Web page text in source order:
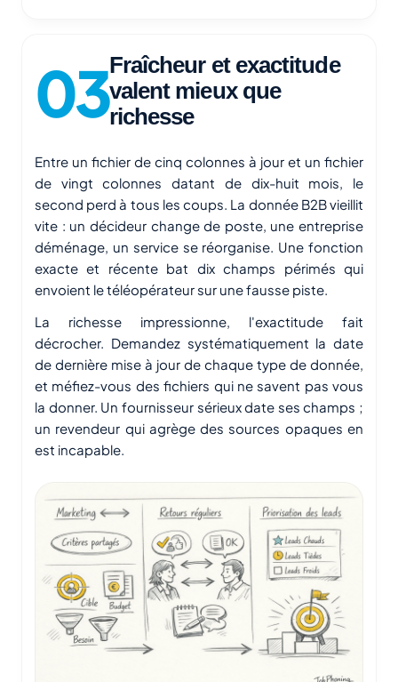
Fraîcheur et exactitude
valent mieux que
richesse
Entre un fichier de cinq colonnes à jour et un fichier
de vingt colonnes datant de dix-huit mois, le
second perd à tous les coups. La donnée B2B vieillit
vite : un décideur change de poste, une entreprise
déménage, un service se réorganise. Une fonction
exacte et récente bat dix champs périmés qui
envoient le téléopérateur sur une fausse piste.
La richesse impressionne, l'exactitude fait
décrocher. Demandez systématiquement la date
de dernière mise à jour de chaque type de donnée,
et méfiez-vous des fichiers qui ne savent pas vous
la donner. Un fournisseur sérieux date ses champs ;
un revendeur qui agrège des sources opaques en
est incapable.